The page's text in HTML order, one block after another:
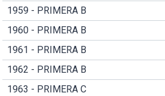
1959 - PRIMERA B
1960 - PRIMERA B
1961 - PRIMERA B
1962 - PRIMERA B
1963 - PRIMERA C